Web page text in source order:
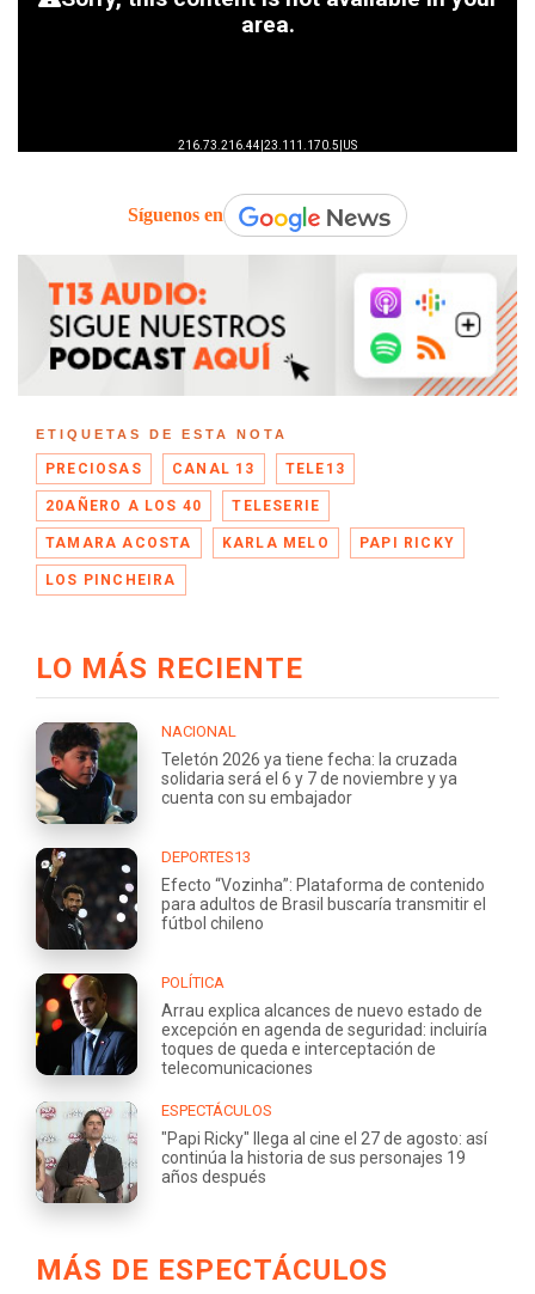
Síguenos en
ETIQUETAS DE ESTA NOTA
PRECIOSAS CANAL 13 TELE13
20AÑERO A LOS 40 TELESERIE
TAMARA ACOSTA KARLA MELO PAPI RICKY
LOS PINCHEIRA
LO MÁS RECIENTE
NACIONAL
Teletón 2026 ya tiene fecha: la cruzada
solidaria será el 6 y 7 de noviembre y ya
cuenta con su embajador
DEPORTES13
Efecto “Vozinha”: Plataforma de contenido
para adultos de Brasil buscaría transmitir el
fútbol chileno
POLÍTICA
Arrau explica alcances de nuevo estado de
excepción en agenda de seguridad: incluiría
toques de queda e interceptación de
telecomunicaciones
ESPECTÁCULOS
"Papi Ricky" llega al cine el 27 de agosto: así
continúa la historia de sus personajes 19
años después
MÁS DE ESPECTÁCULOS